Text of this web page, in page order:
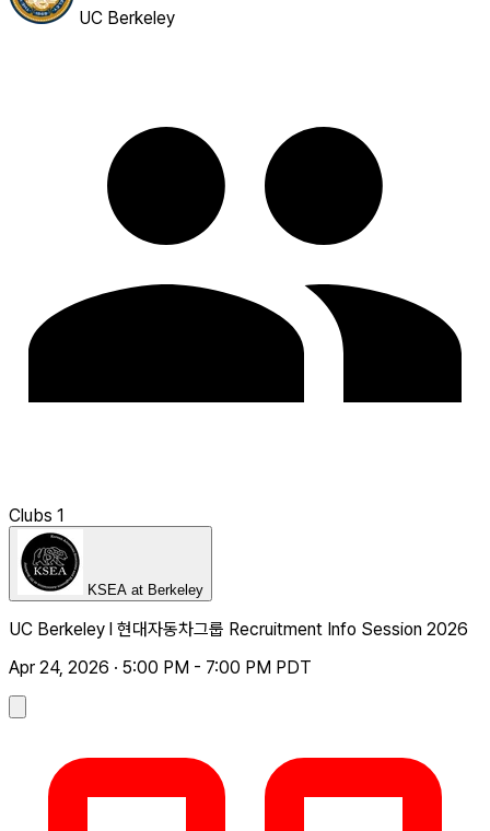
UC Berkeley
Clubs 1
KSEA at Berkeley
UC Berkeley l 현대자동차그룹 Recruitment Info Session 2026
Apr 24, 2026 · 5:00 PM - 7:00 PM PDT